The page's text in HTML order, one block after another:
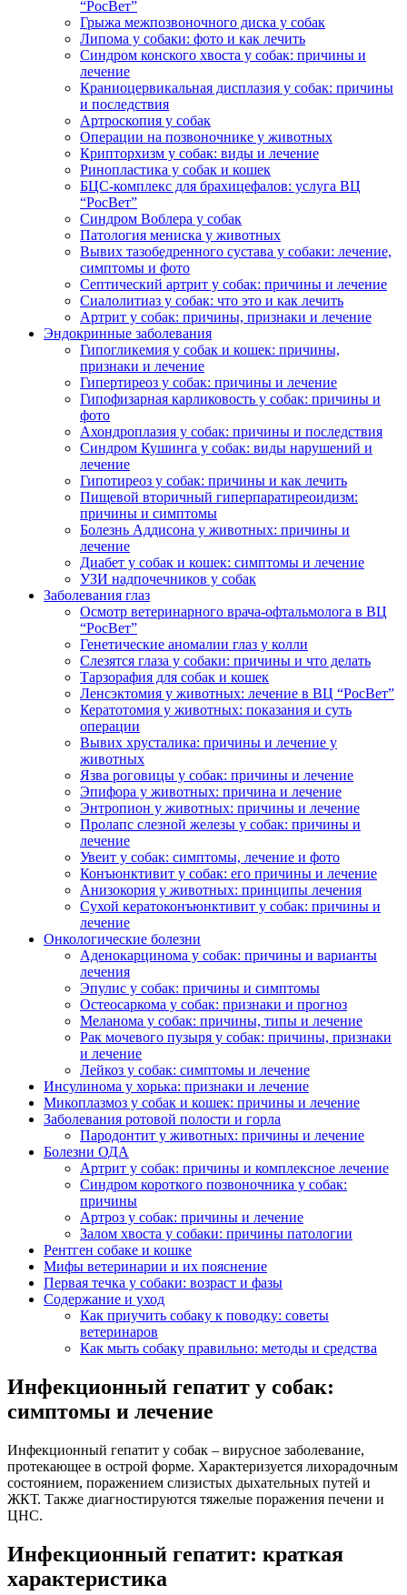
“РосВет”
Грыжа межпозвоночного диска у собак
Липома у собаки: фото и как лечить
Синдром конского хвоста у собак: причины и
лечение
Краниоцервикальная дисплазия у собак: причины
и последствия
Артроскопия у собак
Операции на позвоночнике у животных
Крипторхизм у собак: виды и лечение
Ринопластика у собак и кошек
БЦС-комплекс для брахицефалов: услуга ВЦ
“РосВет”
Синдром Воблера у собак
Патология мениска у животных
Вывих тазобедренного сустава у собаки: лечение,
симптомы и фото
Септический артрит у собак: причины и лечение
Сиалолитиаз у собак: что это и как лечить
Артрит у собак: причины, признаки и лечение
Эндокринные заболевания
Гипогликемия у собак и кошек: причины,
признаки и лечение
Гипертиреоз у собак: причины и лечение
Гипофизарная карликовость у собак: причины и
фото
Ахондроплазия у собак: причины и последствия
Синдром Кушинга у собак: виды нарушений и
лечение
Гипотиреоз у собак: причины и как лечить
Пищевой вторичный гиперпаратиреоидизм:
причины и симптомы
Болезнь Аддисона у животных: причины и
лечение
Диабет у собак и кошек: симптомы и лечение
УЗИ надпочечников у собак
Заболевания глаз
Осмотр ветеринарного врача-офтальмолога в ВЦ
“РосВет”
Генетические аномалии глаз у колли
Слезятся глаза у собаки: причины и что делать
Тарзорафия для собак и кошек
Ленсэктомия у животных: лечение в ВЦ “РосВет”
Кератотомия у животных: показания и суть
операции
Вывих хрусталика: причины и лечение у
животных
Язва роговицы у собак: причины и лечение
Эпифора у животных: причина и лечение
Энтропион у животных: причины и лечение
Пролапс слезной железы у собак: причины и
лечение
Увеит у собак: симптомы, лечение и фото
Конъюнктивит у собак: его причины и лечение
Анизокория у животных: принципы лечения
Сухой кератоконъюнктивит у собак: причины и
лечение
Онкологические болезни
Аденокарцинома у собак: причины и варианты
лечения
Эпулис у собак: причины и симптомы
Остеосаркома у собак: признаки и прогноз
Меланома у собак: причины, типы и лечение
Рак мочевого пузыря у собак: причины, признаки
и лечение
Лейкоз у собак: симптомы и лечение
Инсулинома у хорька: признаки и лечение
Микоплазмоз у собак и кошек: причины и лечение
Заболевания ротовой полости и горла
Пародонтит у животных: причины и лечение
Болезни ОДА
Артрит у собак: причины и комплексное лечение
Синдром короткого позвоночника у собак:
причины
Артроз у собак: причины и лечение
Залом хвоста у собаки: причины патологии
Рентген собаке и кошке
Мифы ветеринарии и их пояснение
Первая течка у собаки: возраст и фазы
Содержание и уход
Как приучить собаку к поводку: советы
ветеринаров
Как мыть собаку правильно: методы и средства
Инфекционный гепатит у собак:
симптомы и лечение
Инфекционный гепатит у собак – вирусное заболевание,
протекающее в острой форме. Характеризуется лихорадочным
состоянием, поражением слизистых дыхательных путей и
ЖКТ. Также диагностируются тяжелые поражения печени и
ЦНС.
Инфекционный гепатит: краткая
характеристика